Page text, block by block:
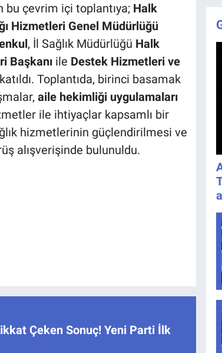
bu çevrim içi toplantıya; Halk
Hizmetleri Genel Müdürlüğü
, İl Sağlık Müdürlüğü Halk
Başkanıile Destek Hizmetleri ve
Toplantıda, birinci basamak
aile hekimliği uygulamaları
ile ihtiyaçlar kapsamlı bir
hizmetlerinin güçlendirilmesi ve
alışverişinde bulunuldu.
Çeken Sonuç! Yeni Parti İlk